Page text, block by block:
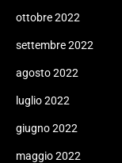
ottobre 2022
settembre 2022
agosto 2022
luglio 2022
giugno 2022
maggio 2022